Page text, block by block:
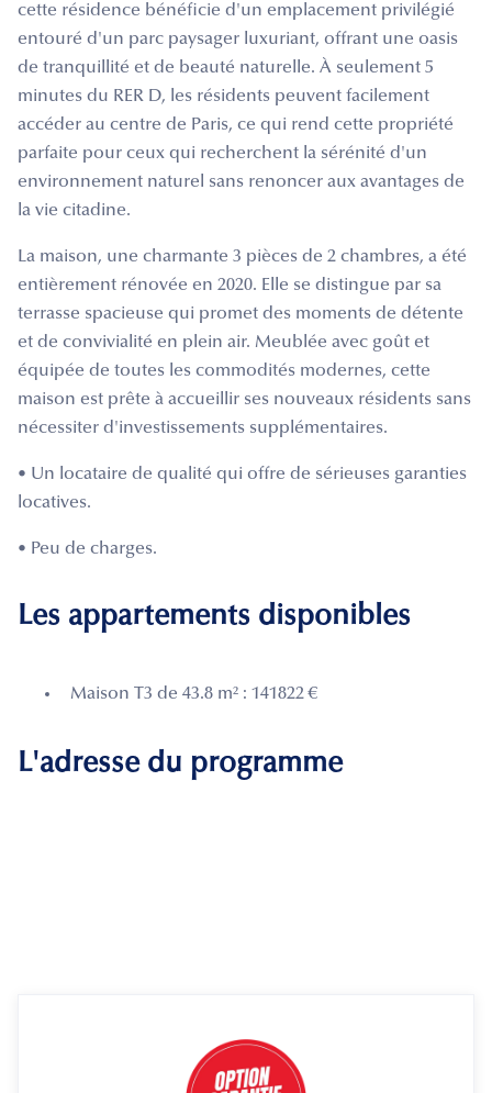
cette résidence bénéficie d'un emplacement privilégié
entouré d'un parc paysager luxuriant, offrant une oasis
de tranquillité et de beauté naturelle. À seulement 5
minutes du RER D, les résidents peuvent facilement
accéder au centre de Paris, ce qui rend cette propriété
parfaite pour ceux qui recherchent la sérénité d'un
environnement naturel sans renoncer aux avantages de
la vie citadine.
La maison, une charmante 3 pièces de 2 chambres, a été
entièrement rénovée en 2020. Elle se distingue par sa
terrasse spacieuse qui promet des moments de détente
et de convivialité en plein air. Meublée avec goût et
équipée de toutes les commodités modernes, cette
maison est prête à accueillir ses nouveaux résidents sans
nécessiter d'investissements supplémentaires.
• Un locataire de qualité qui offre de sérieuses garanties
locatives.
• Peu de charges.
Les appartements disponibles
Maison T3 de 43.8 m² : 141822 €
L'adresse du programme